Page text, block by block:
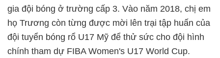
gia đội bóng ở trường cấp 3. Vào năm 2018, chị em
họ Trương còn từng được mời lên trại tập huấn của
đội tuyển bóng rổ U17 Mỹ để thử sức cho đội hình
chính tham dự FIBA Women's U17 World Cup.